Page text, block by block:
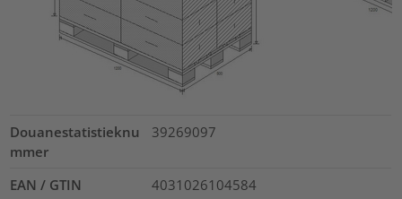
Douanestatistieknu
mmer
39269097
EAN / GTIN
4031026104584